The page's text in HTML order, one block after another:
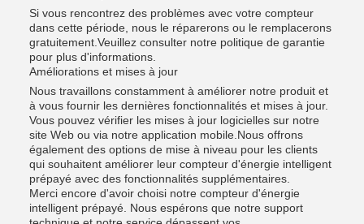
Si vous rencontrez des problèmes avec votre compteur
dans cette période, nous le réparerons ou le remplacerons
gratuitement.Veuillez consulter notre politique de garantie
pour plus d'informations.
Améliorations et mises à jour
Nous travaillons constamment à améliorer notre produit et
à vous fournir les dernières fonctionnalités et mises à jour.
Vous pouvez vérifier les mises à jour logicielles sur notre
site Web ou via notre application mobile.Nous offrons
également des options de mise à niveau pour les clients
qui souhaitent améliorer leur compteur d'énergie intelligent
prépayé avec des fonctionnalités supplémentaires.
Merci encore d'avoir choisi notre compteur d'énergie
intelligent prépayé. Nous espérons que notre support